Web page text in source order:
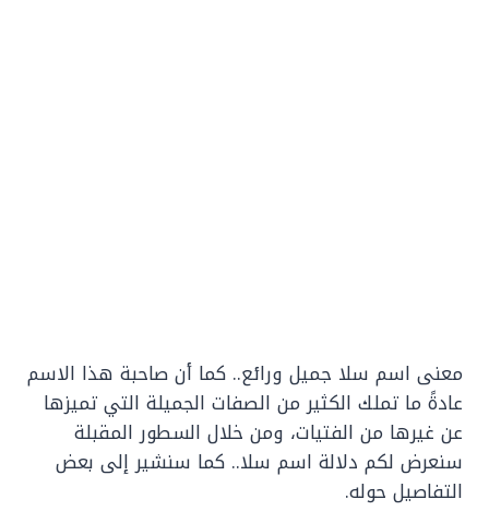
معنى اسم سلا جميل ورائع.. كما أن صاحبة هذا الاسم
عادةً ما تملك الكثير من الصفات الجميلة التي تميزها
عن غيرها من الفتيات، ومن خلال السطور المقبلة
سنعرض لكم دلالة اسم سلا.. كما سنشير إلى بعض
التفاصيل حوله.